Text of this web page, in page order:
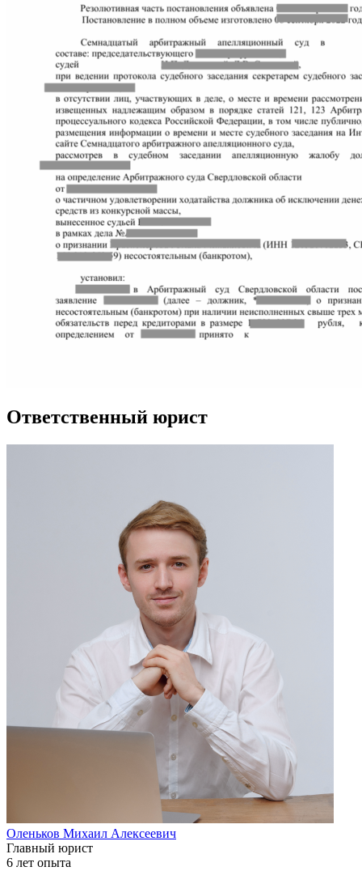
Ответственный юрист
Оленьков Михаил Алексеевич
Главный юрист
6 лет опыта